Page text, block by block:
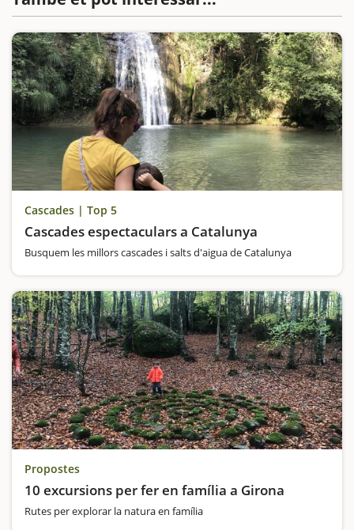
Cascades | Top 5
Cascades espectaculars a Catalunya
Busquem les millors cascades i salts d'aigua de Catalunya
Propostes
10 excursions per fer en família a Girona
Rutes per explorar la natura en família